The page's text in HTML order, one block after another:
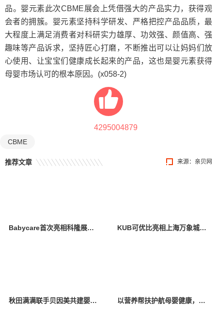
品。婴元素此次CBME展会上凭借强大的产品实力，获得观
会者的拥簇。婴元素坚持科学研发、严格把控产品品质，最
大程度上满足消费者对科研实力雄厚、功效强、颜值高、强
趣味等产品诉求，坚持匠心打磨，不断推出可以让妈妈们放
心使用、让宝宝们健康成长起来的产品，这也是婴元素获得
母婴市场认可的根本原因。(x058-2)
4295004879
CBME
来源： 亲贝网
推荐文章
Babycare首次亮相科隆展，创新设计与卓越产品力引全球瞩目 KUB可优比亮相上海万象城，引领自然式养育新风尚
秋田满满联手贝因美共建婴辅营养联合创新实验室 深拓婴辅领域科研创新 以营养帮扶护航母婴健康，金领冠50°超凡守护公益行动落地云南